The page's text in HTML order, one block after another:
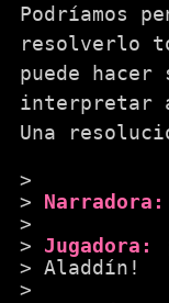
Podríamos
resolverlo
puede
interpretar
Una
Narradora:
Jugadora:
Aladdín!